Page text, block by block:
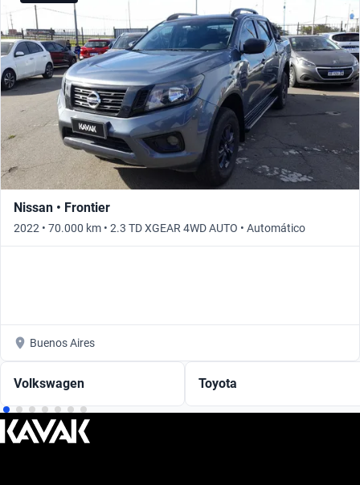
Nissan • Frontier
2022 • 70.000 km • 2.3 TD XGEAR 4WD AUTO • Automático
Buenos Aires
Volkswagen Toyota